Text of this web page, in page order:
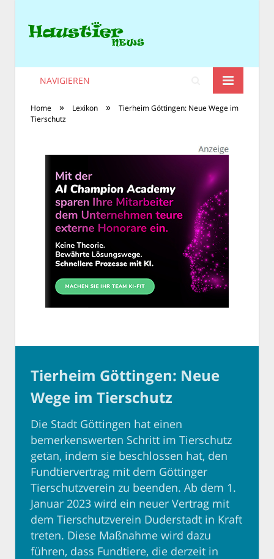
NAVIGIEREN
Home » Lexikon »
Tierheim Göttingen: Neue Wege im
Tierschutz
Tierheim Göttingen: Neue
Wege im Tierschutz
Die Stadt Göttingen hat einen
bemerkenswerten Schritt im Tierschutz
getan, indem sie beschlossen hat, den
Fundtiervertrag mit dem Göttinger
Tierschutzverein zu beenden. Ab dem 1.
Januar 2023 wird ein neuer Vertrag mit
dem Tierschutzverein Duderstadt in Kraft
treten. Diese Maßnahme wird dazu
führen, dass Fundtiere, die derzeit in